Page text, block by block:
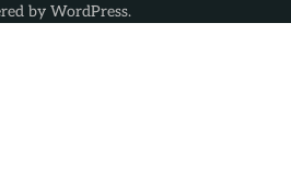
by WordPress.